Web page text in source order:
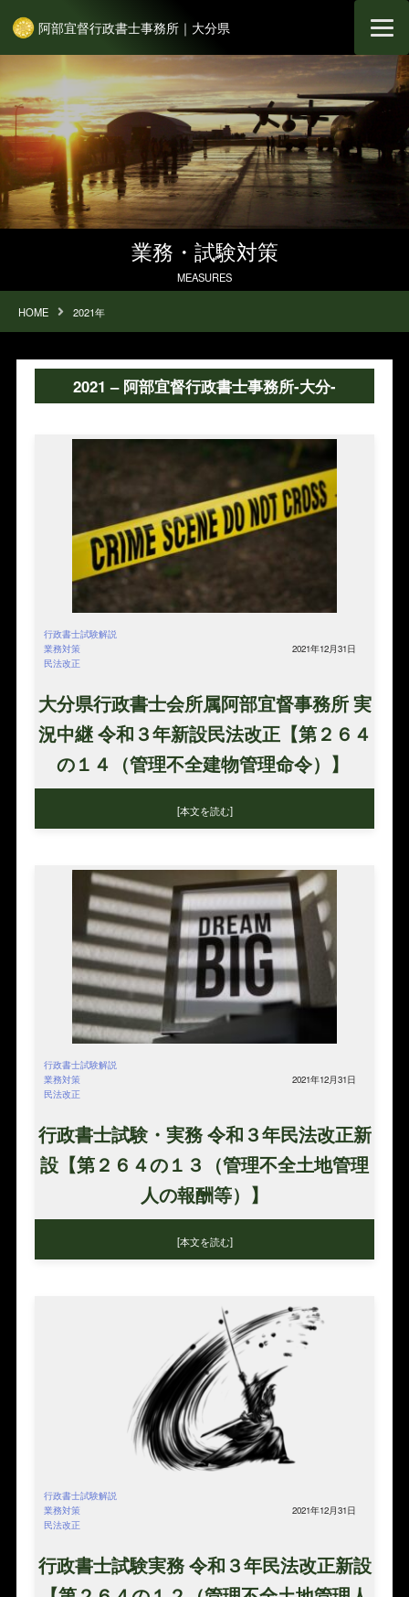
阿部宜督行政書士事務所｜大分県
業務・試験対策
MEASURES
HOME 2021年
2021 – 阿部宜督行政書士事務所-大分-
行政書士試験解説
業務対策
民法改正
2021年12月31日
大分県行政書士会所属阿部宜督事務所 実
況中継 令和３年新設民法改正【第２６４
の１４（管理不全建物管理命令）】
[本文を読む]
行政書士試験解説
業務対策
民法改正
2021年12月31日
行政書士試験・実務 令和３年民法改正新
設【第２６４の１３（管理不全土地管理
人の報酬等）】
[本文を読む]
行政書士試験解説
業務対策
民法改正
2021年12月31日
行政書士試験実務 令和３年民法改正新設